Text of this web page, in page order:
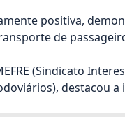
positiva,
de
(Sindicato
destacou